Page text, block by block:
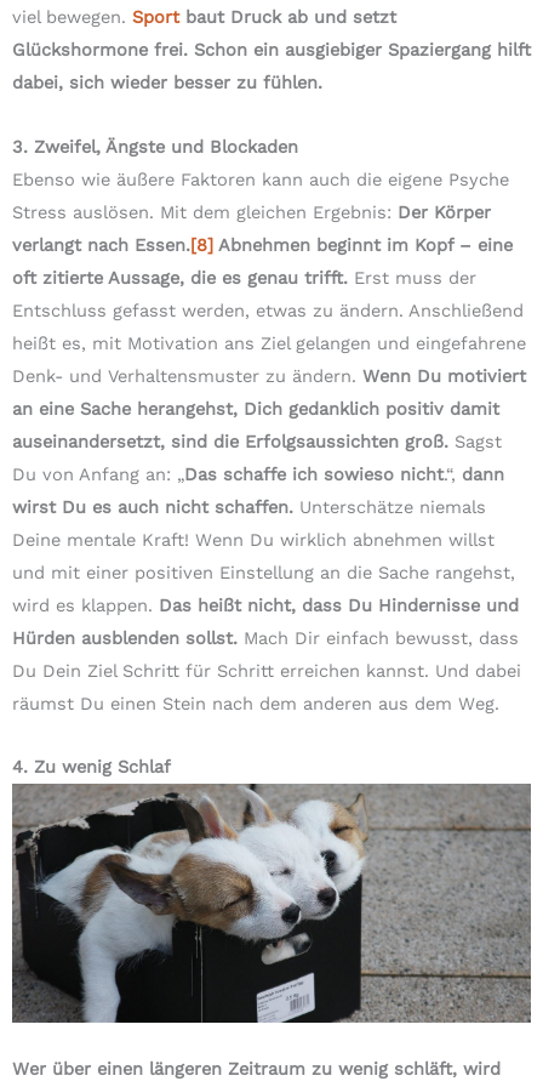
viel bewegen. Sportbaut Druck ab und setzt
Glückshormone frei. Schon ein ausgiebiger Spaziergang hilft
dabei, sich wieder besser zu fühlen.
3. Zweifel, Ängste und Blockaden
Ebenso wie äußere Faktoren kann auch die eigene Psyche
Stress auslösen. Mit dem gleichen Ergebnis: Der Körper
verlangt nach Essen.[8] Abnehmen beginnt im Kopf – eine
oft zitierte Aussage, die es genau trifft. Erst muss der
Entschluss gefasst werden, etwas zu ändern. Anschließend
heißt es, mit Motivation ans Ziel gelangen und eingefahrene
Denk- und Verhaltensmuster zu ändern. Wenn Du motiviert
an eine Sache herangehst, Dich gedanklich positiv damit
auseinandersetzt, sind die Erfolgsaussichten groß. Sagst
Du von Anfang an: „Das schaffe ich sowieso nicht.“, dann
wirst Du es auch nicht schaffen. Unterschätze niemals
Deine mentale Kraft! Wenn Du wirklich abnehmen willst
und mit einer positiven Einstellung an die Sache rangehst,
wird es klappen. Das heißt nicht, dass Du Hindernisse und
Hürden ausblenden sollst. Mach Dir einfach bewusst, dass
Du Dein Ziel Schritt für Schritt erreichen kannst. Und dabei
räumst Du einen Stein nach dem anderen aus dem Weg.
4. Zu wenig Schlaf
Wer über einen längeren Zeitraum zu wenig schläft, wird